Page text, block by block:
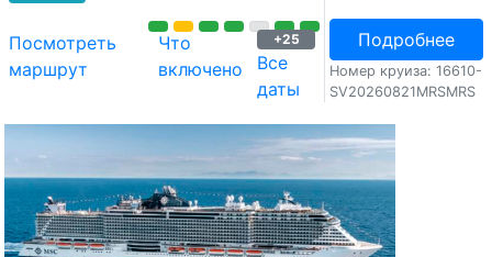
Посмотреть
маршрут
Что
включено
+25
Все
даты
Подробнее
Номер круиза: 16610-
SV20260821MRSMRS